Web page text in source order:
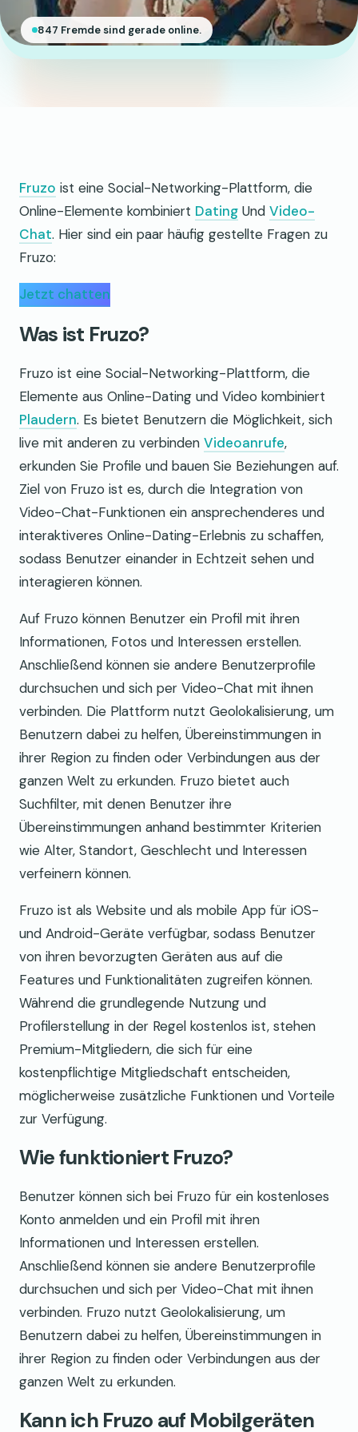
847 Fremde sind gerade online.
Fruzo ist eine Social-Networking-Plattform, die
Online-Elemente kombiniert Dating Und Video-
Chat. Hier sind ein paar häufig gestellte Fragen zu
Fruzo:
Jetzt chatten
Was ist Fruzo?
Fruzo ist eine Social-Networking-Plattform, die
Elemente aus Online-Dating und Video kombiniert
Plaudern. Es bietet Benutzern die Möglichkeit, sich
live mit anderen zu verbinden Videoanrufe,
erkunden Sie Profile und bauen Sie Beziehungen auf.
Ziel von Fruzo ist es, durch die Integration von
Video-Chat-Funktionen ein ansprechenderes und
interaktiveres Online-Dating-Erlebnis zu schaffen,
sodass Benutzer einander in Echtzeit sehen und
interagieren können.
Auf Fruzo können Benutzer ein Profil mit ihren
Informationen, Fotos und Interessen erstellen.
Anschließend können sie andere Benutzerprofile
durchsuchen und sich per Video-Chat mit ihnen
verbinden. Die Plattform nutzt Geolokalisierung, um
Benutzern dabei zu helfen, Übereinstimmungen in
ihrer Region zu finden oder Verbindungen aus der
ganzen Welt zu erkunden. Fruzo bietet auch
Suchfilter, mit denen Benutzer ihre
Übereinstimmungen anhand bestimmter Kriterien
wie Alter, Standort, Geschlecht und Interessen
verfeinern können.
Fruzo ist als Website und als mobile App für iOS-
und Android-Geräte verfügbar, sodass Benutzer
von ihren bevorzugten Geräten aus auf die
Features und Funktionalitäten zugreifen können.
Während die grundlegende Nutzung und
Profilerstellung in der Regel kostenlos ist, stehen
Premium-Mitgliedern, die sich für eine
kostenpflichtige Mitgliedschaft entscheiden,
möglicherweise zusätzliche Funktionen und Vorteile
zur Verfügung.
Wie funktioniert Fruzo?
Benutzer können sich bei Fruzo für ein kostenloses
Konto anmelden und ein Profil mit ihren
Informationen und Interessen erstellen.
Anschließend können sie andere Benutzerprofile
durchsuchen und sich per Video-Chat mit ihnen
verbinden. Fruzo nutzt Geolokalisierung, um
Benutzern dabei zu helfen, Übereinstimmungen in
ihrer Region zu finden oder Verbindungen aus der
ganzen Welt zu erkunden.
Kann ich Fruzo auf Mobilgeräten